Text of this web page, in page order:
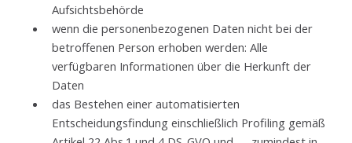
Aufsichtsbehörde
wenn die personenbezogenen Daten nicht bei der
betroffenen Person erhoben werden: Alle
verfügbaren Informationen über die Herkunft der
Daten
das Bestehen einer automatisierten
Entscheidungsfindung einschließlich Profiling gemäß